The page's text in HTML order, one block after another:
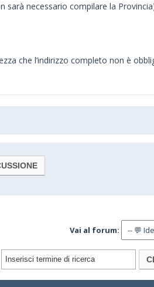
sarà necessario compilare la
che l’indirizzo completo non è
Vai al forum: